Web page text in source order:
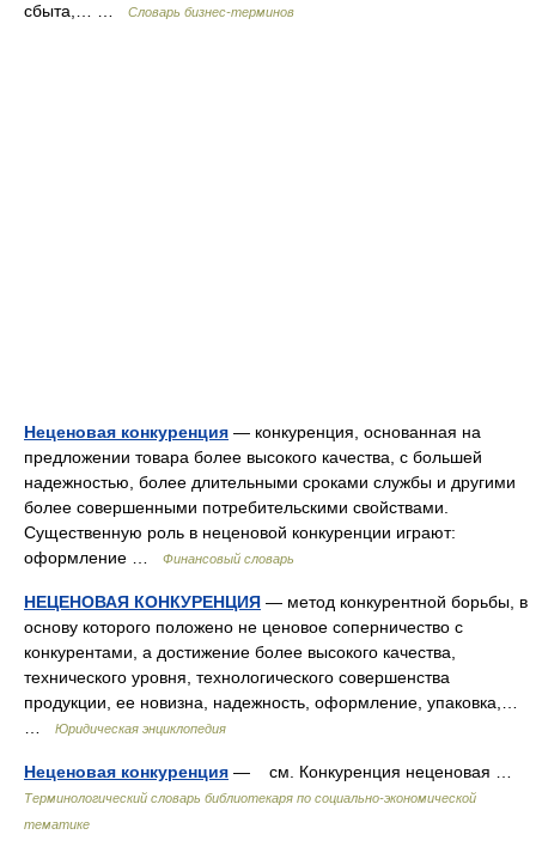
сбыта,… …
Словарь бизнес-терминов
Неценовая конкуренция — конкуренция, основанная на
предложении товара более высокого качества, с большей
надежностью, более длительными сроками службы и другими
более совершенными потребительскими свойствами.
Существенную роль в неценовой конкуренции играют:
оформление …
Финансовый словарь
НЕЦЕНОВАЯ КОНКУРЕНЦИЯ — метод конкурентной борьбы, в
основу которого положено не ценовое соперничество с
конкурентами, а достижение более высокого качества,
технического уровня, технологического совершенства
продукции, ее новизна, надежность, оформление, упаковка,…
Юридическая энциклопедия
Неценовая конкуренция — см. Конкуренция неценовая …
Терминологический словарь библиотекаря по социально-экономической
тематике